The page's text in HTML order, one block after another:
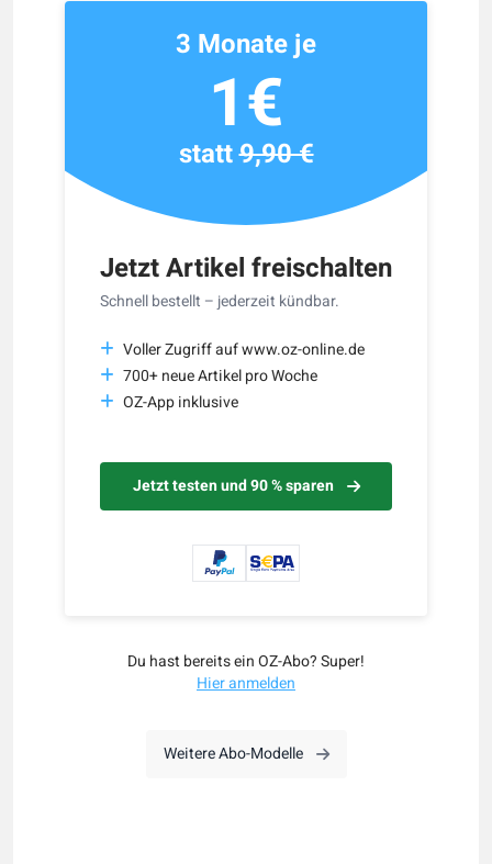
Jetzt Artikel freischalten
Schnell bestellt – jederzeit kündbar.
Voller Zugriff auf www.oz-online.de
700+ neue Artikel pro Woche
OZ-App inklusive
Jetzt testen und 90 % sparen
3 Monate je
1€
statt9,90 €
Du hast bereits ein OZ-Abo? Super!
Hier anmelden
Weitere Abo-Modelle